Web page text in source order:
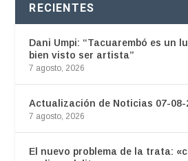
RECIENTES
Dani Umpi: “Tacuarembó es un
bien visto ser artista”
7 agosto, 2026
Actualización de Noticias 07-08-
7 agosto, 2026
El nuevo problema de la trata: